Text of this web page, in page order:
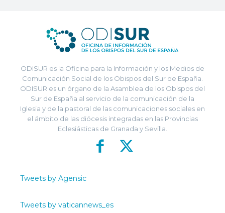
ODISUR es la Oficina para la Información y los Medios de
Comunicación Social de los Obispos del Sur de España.
ODISUR es un órgano de la Asamblea de los Obispos del
Sur de España al servicio de la comunicación de la
Iglesia y de la pastoral de las comunicaciones sociales en
el ámbito de las diócesis integradas en las Provincias
Eclesiásticas de Granada y Sevilla.
Tweets by Agensic
Tweets by vaticannews_es